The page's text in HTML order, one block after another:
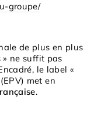
groupe/
de plus en plus
» ne suffit pas
le label «
met en
.